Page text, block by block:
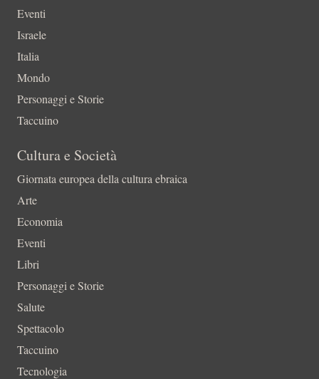
Eventi
Israele
Italia
Mondo
Personaggi e Storie
Taccuino
Cultura e Società
Giornata europea della cultura ebraica
Arte
Economia
Eventi
Libri
Personaggi e Storie
Salute
Spettacolo
Taccuino
Tecnologia